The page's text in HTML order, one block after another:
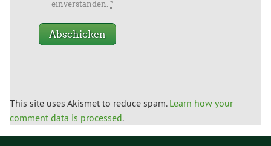
einverstanden. *
This site uses Akismet to reduce spam. Learn how your
comment data is processed.